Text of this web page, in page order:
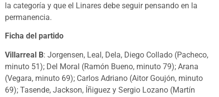
la categoría y que el Linares debe seguir pensando en la
permanencia.
Ficha del partido
Villarreal B: Jorgensen, Leal, Dela, Diego Collado (Pacheco,
minuto 51); Del Moral (Ramón Bueno, minuto 79); Arana
(Vegara, minuto 69); Carlos Adriano (Aitor Goujón, minuto
69); Tasende, Jackson, Íñiguez y Sergio Lozano (Martín